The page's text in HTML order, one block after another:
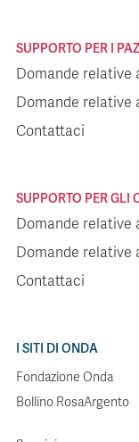
SUPPORTO PER I
Domande relative
Domande relative
Contattaci
SUPPORTO PER GLI
Domande relative
Domande relative
Contattaci
I SITI DI ONDA
Fondazione Onda
Bollino RosaArgento